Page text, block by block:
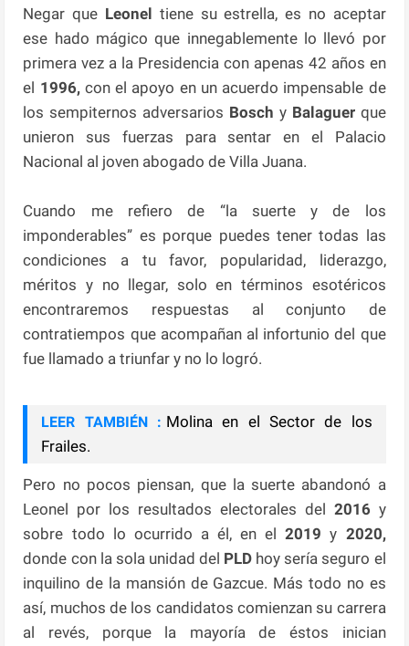
Negar que Leonel tiene su estrella, es no aceptar
ese hado mágico que innegablemente lo llevó por
primera vez a la Presidencia con apenas 42 años en
el 1996,con el apoyo en un acuerdo impensable de
los sempiternos adversarios Bosch y Balaguerque
unieron sus fuerzas para sentar en el Palacio
Nacional al joven abogado de Villa Juana.
Cuando me refiero de “la suerte y de los
imponderables” es porque puedes tener todas las
condiciones a tu favor, popularidad, liderazgo,
méritos y no llegar, solo en términos esotéricos
encontraremos respuestas al conjunto de
contratiempos que acompañan al infortunio del que
fue llamado a triunfar y no lo logró.
LEER TAMBIÉN : Molina en el Sector de los
Frailes.
Pero no pocos piensan, que la suerte abandonó a
Leonel por los resultados electorales del 2016 y
sobre todo lo ocurrido a él, en el2019 y 2020,
donde con la sola unidad del PLD hoy sería seguro el
inquilino de la mansión de Gazcue. Más todo no es
así, muchos de los candidatos comienzan su carrera
al revés, porque la mayoría de éstos inician